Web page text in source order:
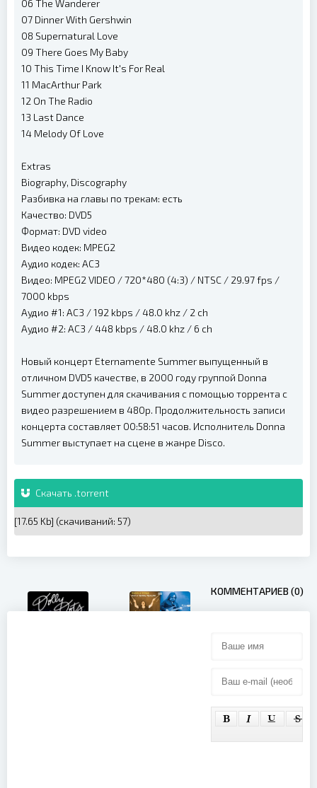
06 The Wanderer
07 Dinner With Gershwin
08 Supernatural Love
09 There Goes My Baby
10 This Time I Know It's For Real
11 MacArthur Park
12 On The Radio
13 Last Dance
14 Melody Of Love
Extras
Biography, Discography
Разбивка на главы по трекам: есть
Качество: DVD5
Формат: DVD video
Видео кодек: MPEG2
Аудио кодек: AC3
Видео: MPEG2 VIDEO / 720*480 (4:3) / NTSC / 29.97 fps /
7000 kbps
Аудио #1: AC3 / 192 kbps / 48.0 khz / 2 ch
Аудио #2: AC3 / 448 kbps / 48.0 khz / 6 ch
Новый концерт Eternamente Summer выпущенный в
отличном DVD5 качестве, в 2000 году группой Donna
Summer доступен для скачивания с помощью торрента с
видео разрешением в 480p. Продолжительность записи
концерта составляет 00:58:51 часов. Исполнитель Donna
Summer выступает на сцене в жанре Disco.
Скачать .torrent
[17.65 Kb] (cкачиваний: 57)
КОММЕНТАРИЕВ (0)